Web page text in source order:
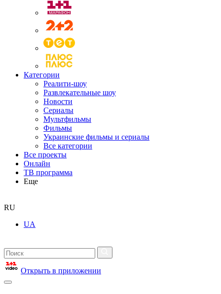
Категории
Реалити-шоу
Развлекательные шоу
Новости
Сериалы
Мультфильмы
Фильмы
Украинские фильмы и сериалы
Все категории
Все проекты
Онлайн
ТВ программа
Еще
RU
UA
Открыть в приложении